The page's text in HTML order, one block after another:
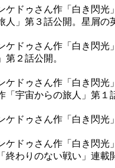
ケドゥさん作「白き閃光
人」第３話公開。星屑の
ケドゥさん作「白き閃光
第２話公開。
ケドゥさん作「白き閃光
「宇宙からの旅人」第１
ケドゥさん作「白き閃光
ケドゥさん作「白き閃光
終わりのない戦い」連載